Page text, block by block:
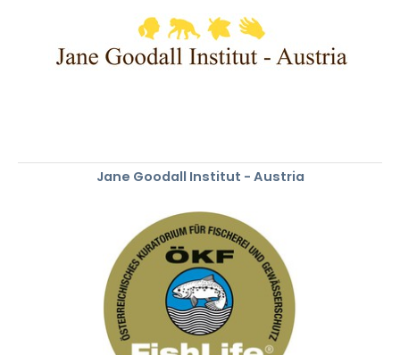
Jane Goodall Institut - Austria